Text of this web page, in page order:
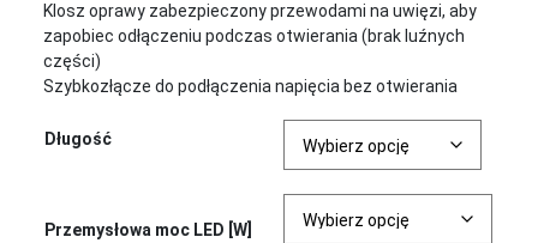
Klosz oprawy zabezpieczony przewodami na uwięzi, aby
zapobiec odłączeniu podczas otwierania (brak luźnych
części)
Szybkozłącze do podłączenia napięcia bez otwierania
Długość
Przemysłowa moc LED [W]